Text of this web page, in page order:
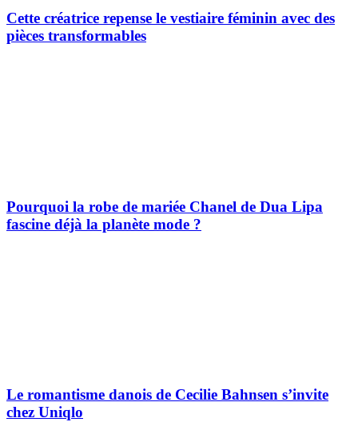
Cette créatrice repense le vestiaire féminin avec des
pièces transformables
Pourquoi la robe de mariée Chanel de Dua Lipa
fascine déjà la planète mode ?
Le romantisme danois de Cecilie Bahnsen s’invite
chez Uniqlo